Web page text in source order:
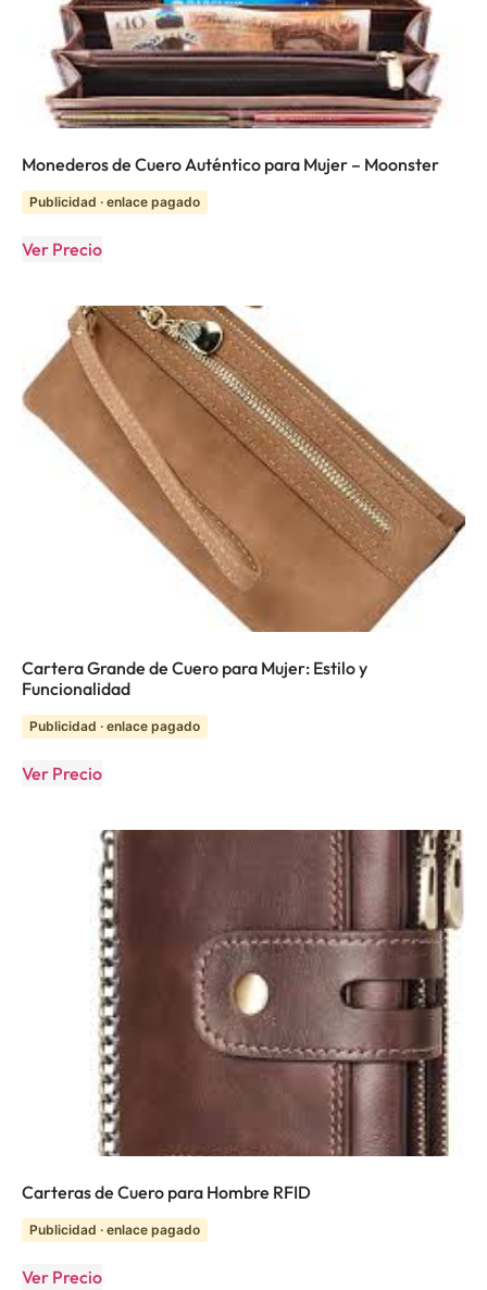
Monederos de Cuero Auténtico para Mujer – Moonster
Publicidad · enlace pagado
Ver Precio
Cartera Grande de Cuero para Mujer: Estilo y
Funcionalidad
Publicidad · enlace pagado
Ver Precio
Carteras de Cuero para Hombre RFID
Publicidad · enlace pagado
Ver Precio